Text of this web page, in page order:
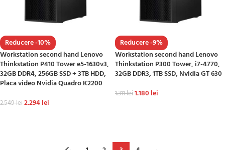
Reducere -10%
Workstation second hand Lenovo
Thinkstation P410 Tower e5-1630v3,
32GB DDR4, 256GB SSD + 3TB HDD,
Placa video Nvidia Quadro K2200
2.549lei2.294lei
Reducere -9%
Workstation second hand Lenovo
Thinkstation P300 Tower, i7-4770,
32GB DDR3, 1TB SSD, Nvidia GT 630
1.311lei1.180 lei